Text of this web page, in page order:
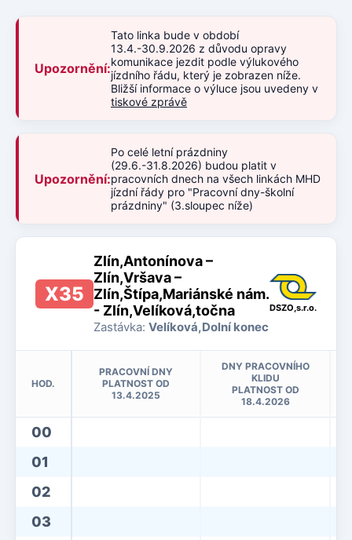
Upozornění:
Tato linka bude v období
13.4.-30.9.2026 z důvodu opravy
komunikace jezdit podle výlukového
jízdního řádu, který je zobrazen níže.
Bližší informace o výluce jsou uvedeny v
tiskové zprávě
Upozornění:
Po celé letní prázdniny
(29.6.-31.8.2026) budou platit v
pracovních dnech na všech linkách MHD
jízdní řády pro "Pracovní dny-školní
prázdniny" (3.sloupec níže)
X35
Zlín,Antonínova –
Zlín,Vršava –
Zlín,Štípa,Mariánské nám.
- Zlín,Velíková,točna
Zastávka: Velíková,Dolní konec
DSZO,s.r.o.
HOD.
PRACOVNÍ DNY
PLATNOST OD
13.4.2025
DNY PRACOVNÍHO
KLIDU
PLATNOST OD
18.4.2026
00
01
02
03